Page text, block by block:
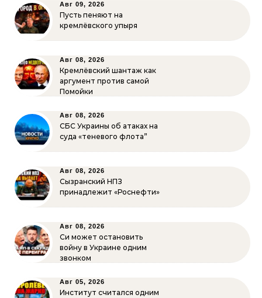
Авг 09, 2026
Пусть пеняют на
кремлёвского упыря
Авг 08, 2026
Кремлёвский шантаж как
аргумент против самой
Помойки
Авг 08, 2026
СБС Украины об атаках на
суда «теневого флота”
Авг 08, 2026
Сызранский НПЗ
принадлежит «Роснефти»
Авг 08, 2026
Си может остановить
войну в Украине одним
звонком
Авг 05, 2026
Институт считался одним